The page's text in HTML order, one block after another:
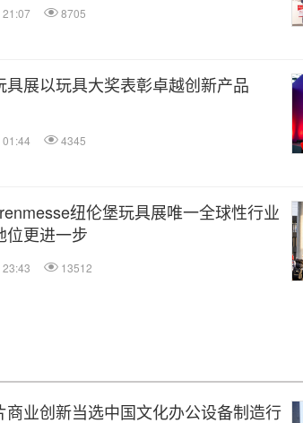
8705
具展以玩具大奖表彰卓越创新产品
4345
纽伦堡玩具展唯一全球性行业
位更进一步
13512
商业创新当选中国文化办公设备制造行